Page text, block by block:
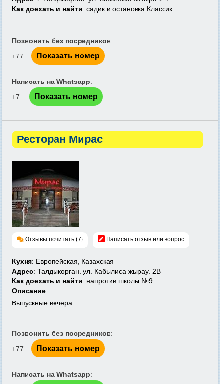
Как доехать и найти: садик и остановка Классик
Позвонить без посредников:
+77...
Показать номер
Написать на Whatsapp:
+7 ...
Показать номер
Ресторан Мирас
Отзывы почитать (7) Написать отзыв или вопрос
Кухня: Европейская, Казахская
Адрес: Талдыкорган, ул. Кабылиса жырау, 2В
Как доехать и найти: напротив школы №9
Описание:
Выпускные вечера.
Позвонить без посредников:
+77...
Показать номер
Написать на Whatsapp: